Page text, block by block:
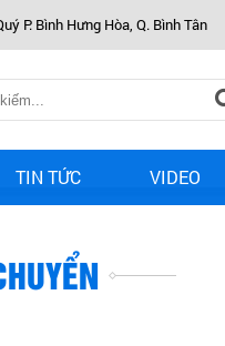
P. Bình Hưng Hòa, Q. Bình Tân
TIN TỨC VIDEO